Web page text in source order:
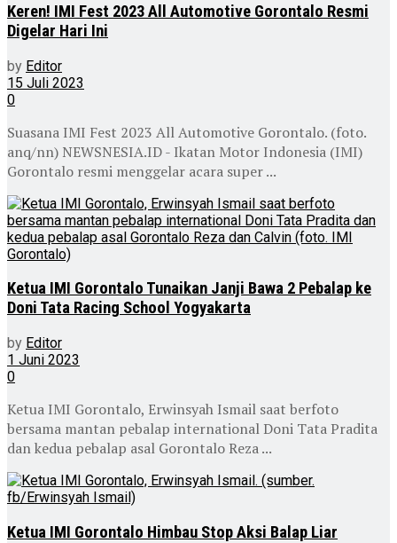
Keren! IMI Fest 2023 All Automotive Gorontalo Resmi
Digelar Hari Ini
by Editor
15 Juli 2023
0
Suasana IMI Fest 2023 All Automotive Gorontalo. (foto.
anq/nn) NEWSNESIA.ID - Ikatan Motor Indonesia (IMI)
Gorontalo resmi menggelar acara super ...
Ketua IMI Gorontalo Tunaikan Janji Bawa 2 Pebalap ke
Doni Tata Racing School Yogyakarta
by Editor
1 Juni 2023
0
Ketua IMI Gorontalo, Erwinsyah Ismail saat berfoto
bersama mantan pebalap international Doni Tata Pradita
dan kedua pebalap asal Gorontalo Reza ...
Ketua IMI Gorontalo Himbau Stop Aksi Balap Liar